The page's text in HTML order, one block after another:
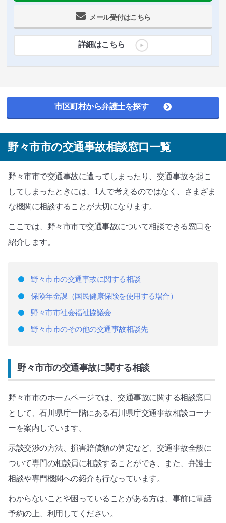
メール受付はこちら
詳細はこちら
市区町村から弁護士を探す
野々市市の交通事故相談窓口一覧
野々市市で交通事故に遭ってしまったり、交通事故を起こ
してしまったときには、1人で考えるのではなく、さまざま
な機関に相談することが大切になります。
ここでは、野々市市で交通事故について相談できる窓口を
紹介します。
野々市市の交通事故に関する相談
保険年金課（国民健康保険を使用する場合）
野々市市社会福祉協議会
野々市市のその他の交通事故相談先
野々市市の交通事故に関する相談
野々市市のホームページでは、交通事故に関する相談窓口
として、石川県庁一階にある石川県庁交通事故相談コーナ
ーを案内しています。
示談交渉の方法、損害賠償額の算定など、交通事故全般に
ついて専門の相談員に相談することができ、また、弁護士
相談や専門機関への紹介も行なっています。
わからないことや困っていることがある方は、事前に電話
予約の上、利用してください。